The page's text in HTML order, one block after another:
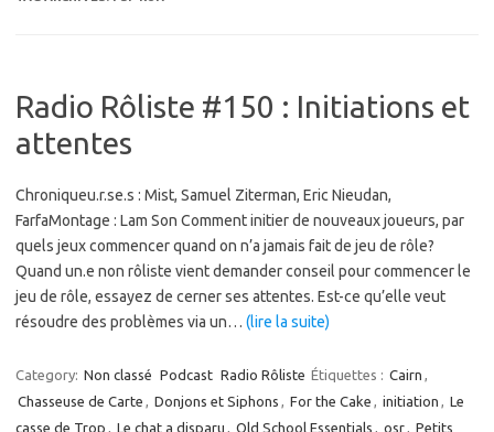
Radio Rôliste #150 : Initiations et
attentes
Chroniqueu.r.se.s : Mist, Samuel Ziterman, Eric Nieudan,
FarfaMontage : Lam Son Comment initier de nouveaux joueurs, par
quels jeux commencer quand on n’a jamais fait de jeu de rôle?
Quand un.e non rôliste vient demander conseil pour commencer le
jeu de rôle, essayez de cerner ses attentes. Est-ce qu’elle veut
résoudre des problèmes via un… (lire la suite)
Category: Non classé Podcast Radio Rôliste Étiquettes : Cairn ,
Chasseuse de Carte , Donjons et Siphons , For the Cake , initiation , Le
casse de Trop , Le chat a disparu , Old School Essentials , osr, Petits